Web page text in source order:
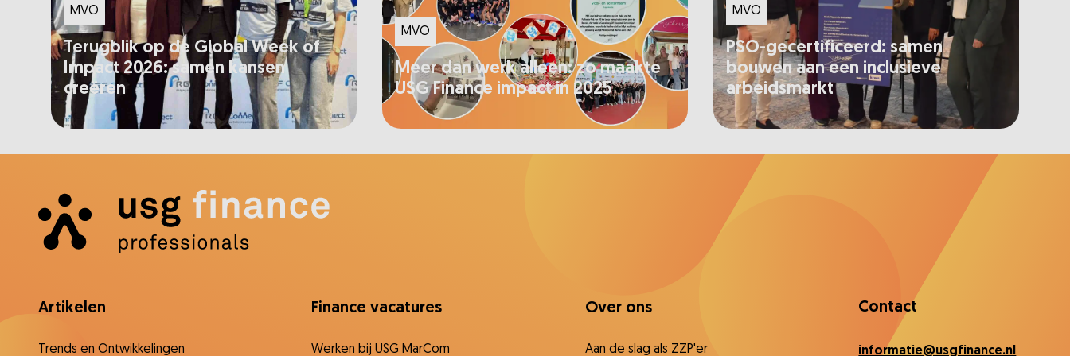
MVO
Terugblik op de Global Week of
Impact 2026: samen kansen
creëren
MVO
Meer dan werk alleen: zo maakte
USG Finance impact in 2025
MVO
PSO-gecertificeerd: samen
bouwen aan een inclusieve
arbeidsmarkt
Artikelen
Trends en Ontwikkelingen
Finance vacatures
Werken bij USG MarCom
Over ons
Aan de slag als ZZP'er
Contact
informatie@usgfinance.nl